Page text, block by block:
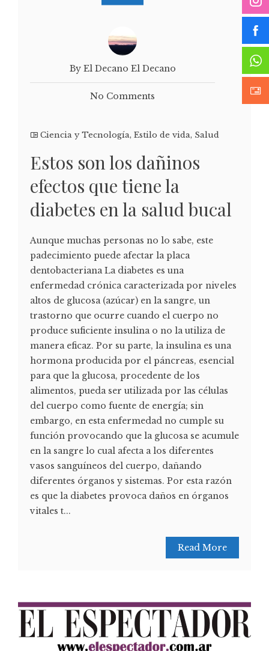
By El Decano El Decano
No Comments
Ciencia y Tecnología, Estilo de vida, Salud
Estos son los dañinos
efectos que tiene la
diabetes en la salud bucal
Aunque muchas personas no lo sabe, este
padecimiento puede afectar la placa
dentobacteriana La diabetes es una
enfermedad crónica caracterizada por niveles
altos de glucosa (azúcar) en la sangre, un
trastorno que ocurre cuando el cuerpo no
produce suficiente insulina o no la utiliza de
manera eficaz. Por su parte, la insulina es una
hormona producida por el páncreas, esencial
para que la glucosa, procedente de los
alimentos, pueda ser utilizada por las células
del cuerpo como fuente de energía; sin
embargo, en esta enfermedad no cumple su
función provocando que la glucosa se acumule
en la sangre lo cual afecta a los diferentes
vasos sanguíneos del cuerpo, dañando
diferentes órganos y sistemas. Por esta razón
es que la diabetes provoca daños en órganos
vitales t...
Read More